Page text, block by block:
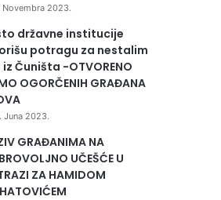
Novembra 2023.
državne institucije
potragu za nestalim
iz Čuništa -OTVORENO
OGORČENIH GRAĐANA
Juna 2023.
GRAĐANIMA NA
UČEŠĆE U
ZA HAMIDOM